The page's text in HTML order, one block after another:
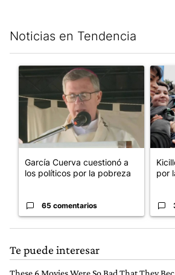
Noticias en Tendencia
Un artículo de tendencia con el título
García Cuerva cuestionó a
los políticos por la pobreza
65 comentarios
Un
por